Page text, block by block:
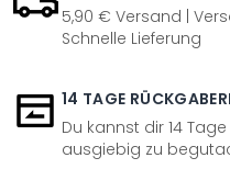
5,90 € Versand |
Schnelle Lieferung
14 TAGE
Du kannst dir 14
ausgiebig zu